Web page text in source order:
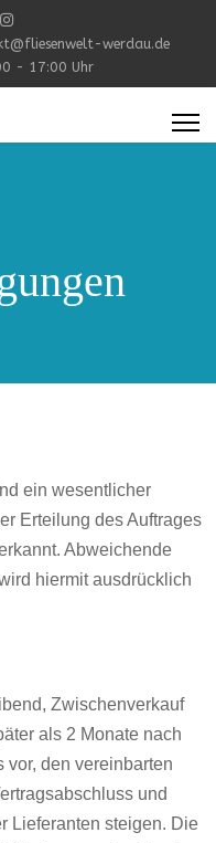
werdau.de
- 17:00 Uhr
ein wesentlicher
Erteilung des Auftrages
Abweichende
hiermit ausdrücklich
Zwischenverkauf
als 2 Monate nach
vor, den vereinbarten
und
Lieferanten steigen. Die